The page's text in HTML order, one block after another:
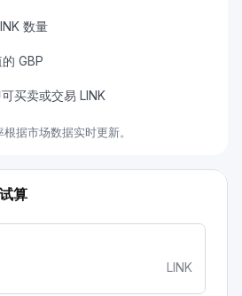
数量
GBP
买卖或交易 LINK
据市场数据实时更新。
算
LINK